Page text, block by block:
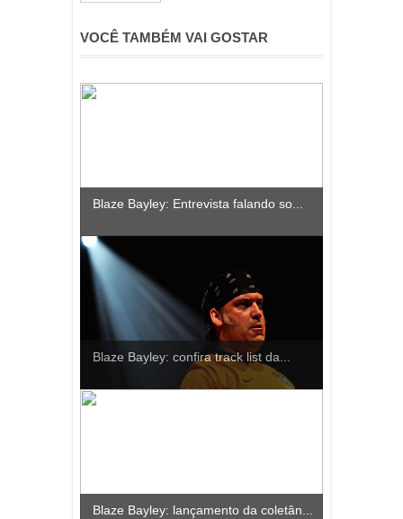
VOCÊ TAMBÉM VAI GOSTAR
Blaze Bayley: Entrevista falando so...
Blaze Bayley: confira track list da...
Blaze Bayley: lançamento da coletân...